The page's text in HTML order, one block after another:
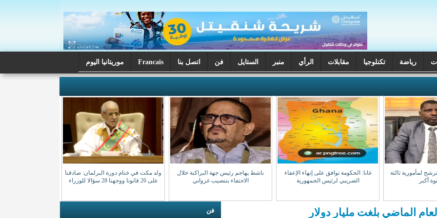
رياضة تكنلوجيا مقابلات الرأي منبر الستايل فن اتصل بنا Francais موريتانيا اليوم
لمأمورية ثالثة
أكبر
غانا: الحكومة توافق على إنهاء الإعفاء
الضريبي لرئيس الجمهورية
ناشط يهاجم رئيس جهة البراكنة خلال
الاحتفاء بتنصيب غزواني
ولد مكت في ختام دورة البرلمان: صادقنا
على 26 قانونا ووجهنا 28 سؤالا للوزراء
فن الماضي بلغت مليار دولار